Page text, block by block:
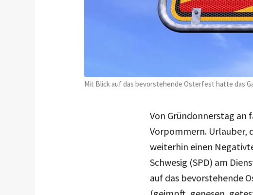
Mit Blick auf das bevorstehende Osterfest hatte das
Von Gründonnerstag an
Vorpommern. Urlauber,
weiterhin einen
Schwesig (SPD) am
auf das bevorstehende